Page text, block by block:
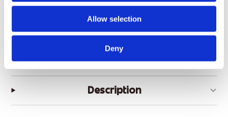
Allow selection
Deny
250 ml
Deodorant / bodyspray
Description